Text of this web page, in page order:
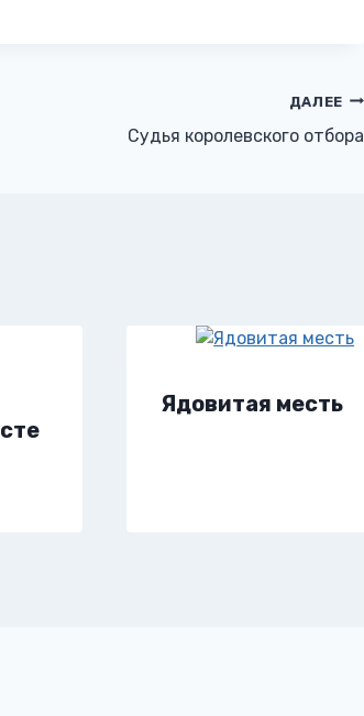
ДАЛЕЕ
Судья королевского отбора
Ядовитая месть